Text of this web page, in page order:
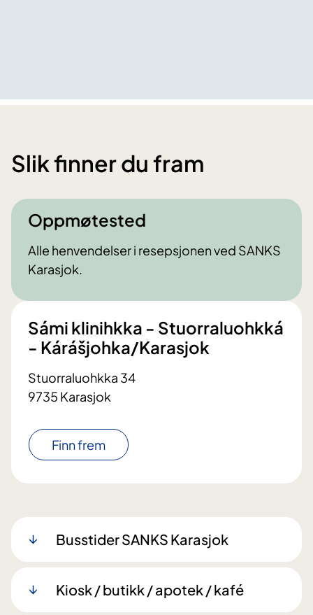
Slik finner du fram
Oppmøtested
Alle henvendelser i resepsjonen ved SANKS
Karasjok.
Sámi klinihkka - Stuorraluohkká
- Kárášjohka/Karasjok
Stuorraluohkka 34
9735 Karasjok
Finn frem
Busstider SANKS Karasjok
Kiosk / butikk / apotek / kafé